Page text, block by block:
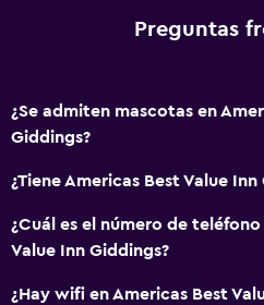
Preguntas
¿Se admiten mascotas en
Giddings?
¿Tiene Americas Best Value
¿Cuál es el número de
Value Inn Giddings?
¿Hay wifi en Americas Best